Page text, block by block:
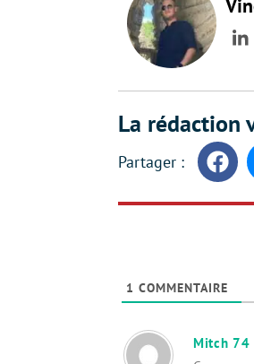
La rédaction
1 COMMENTAIRE
Mitch 74